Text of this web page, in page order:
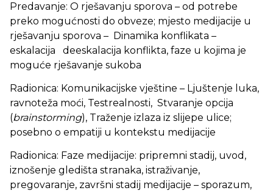
Predavanje: O rješavanju sporova – od potrebe
preko mogućnosti do obveze; mjesto medijacije u
rješavanju sporova – Dinamika konflikata –
eskalacija deeskalacija konflikta, faze u kojima je
moguće rješavanje sukoba
Radionica: Komunikacijske vještine – Ljuštenje luka,
ravnoteža moći, Testrealnosti, Stvaranje opcija
(brainstorming), Traženje izlaza iz slijepe ulice;
posebno o empatiji u kontekstu medijacije
Radionica: Faze medijacije: pripremni stadij, uvod,
iznošenje gledišta stranaka, istraživanje,
pregovaranje, završni stadij medijacije – sporazum,